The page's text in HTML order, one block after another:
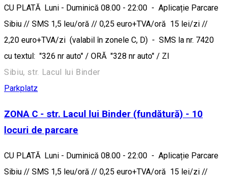
CU PLATĂ Luni - Duminică 08.00 - 22:00 - Aplicație Parcare
Sibiu // SMS 1,5 leu/oră // 0,25 euro+TVA/oră 15 lei/zi //
2,20 euro+TVA/zi (valabil în zonele C, D) - SMS la nr. 7420
cu textul: "326 nr auto" / ORĂ "328 nr auto" / ZI
Sibiu, str. Lacul lui Binder
Parkplatz
ZONA C - str. Lacul lui Binder (fundătură) - 10
locuri de parcare
CU PLATĂ Luni - Duminică 08.00 - 22:00 - Aplicație Parcare
Sibiu // SMS 1,5 leu/oră // 0,25 euro+TVA/oră 15 lei/zi //